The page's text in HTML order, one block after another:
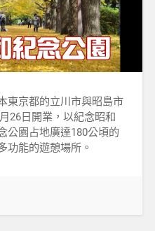
東京都的立川市與昭島市
26日開業，以紀念昭和
公園占地廣達180公頃的
功能的遊憩場所。